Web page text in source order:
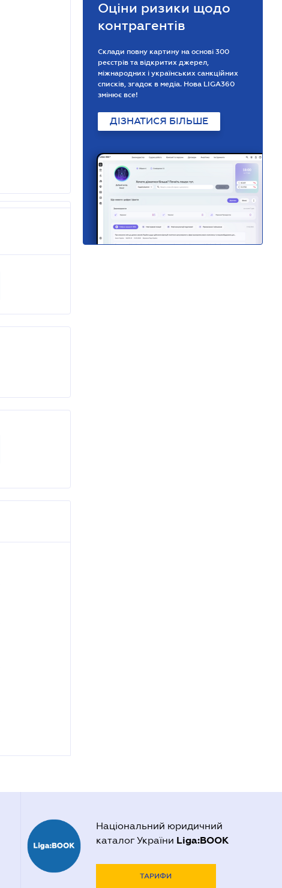
Оціни ризики щодо
контрагентів
Склади повну картину на основі 300
реєстрів та відкритих джерел,
міжнародних і українських санкційних
списків, згадок в медіа. Нова LIGA360
змінює все!
ДІЗНАТИСЯ БІЛЬШЕ
Національний юридичний
каталог України Liga:BOOK
ТАРИФИ